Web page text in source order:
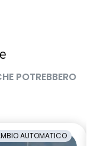
POTREBBERO
AUTOMATICO